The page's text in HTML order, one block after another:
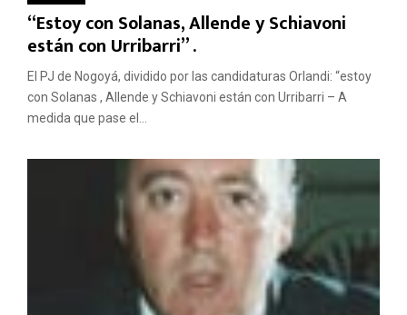
“Estoy con Solanas, Allende y Schiavoni
están con Urribarri” .
El PJ de Nogoyá, dividido por las candidaturas Orlandi: “estoy
con Solanas , Allende y Schiavoni están con Urribarri – A
medida que pase el...